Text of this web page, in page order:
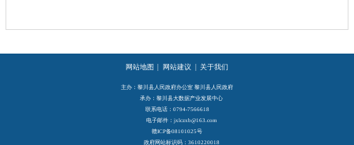
网站地图 网站建议 关于我们
主办：黎川县人民政府办公室 黎川县人民政府
承办：黎川县大数据产业发展中心
联系电话：0794-7566618
电子邮件：jxlczxb@163.com
赣ICP备08101025号
政府网站标识码：3610220018